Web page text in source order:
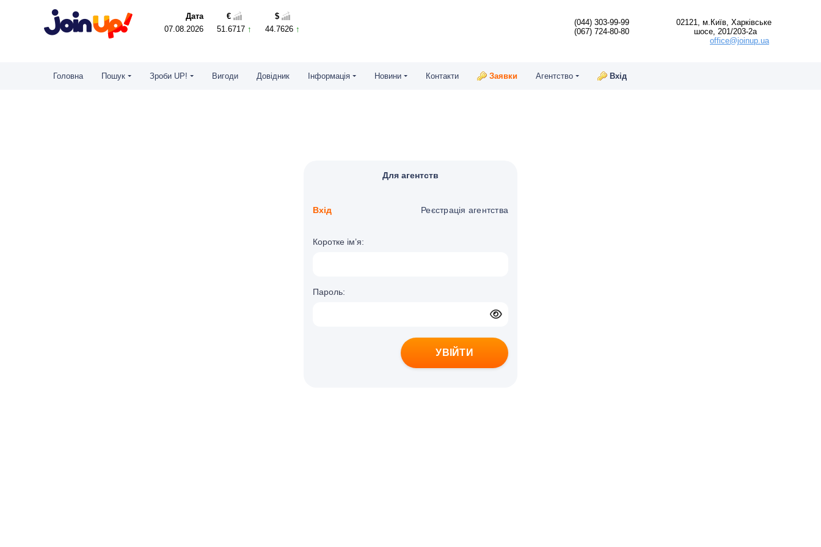
Дата €
$
07.08.2026
51.6717 44.7626
(044) 303-99-99
(067) 724-80-80
02121, м.Київ, Харківське
шосе, 201/203-2а
office@joinup.ua
Головна Пошук Зроби UP! Вигоди Довідник Інформація Новини Контакти Заявки Агентство Вхід
Для агентств
Вхід Реєстрація агентства
Коротке ім’я:
Пароль:
УВІЙТИ